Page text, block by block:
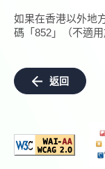
如果在香港以外地
碼「852」（不適
返回